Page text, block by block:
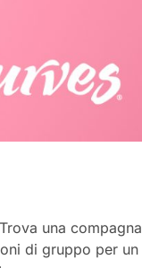
una compagna
di gruppo per un